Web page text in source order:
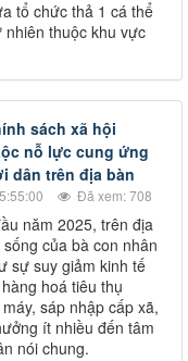
tổ chức thả 1 cá thể
thuộc khu vực
sách xã hội
nỗ lực cung ứng
dân trên địa bàn
Đã xem: 708
năm 2025, trên địa
của bà con nhân
sự suy giảm kinh tế
hoá tiêu thụ
sáp nhập cấp xã,
ít nhiều đến tâm
nói chung.